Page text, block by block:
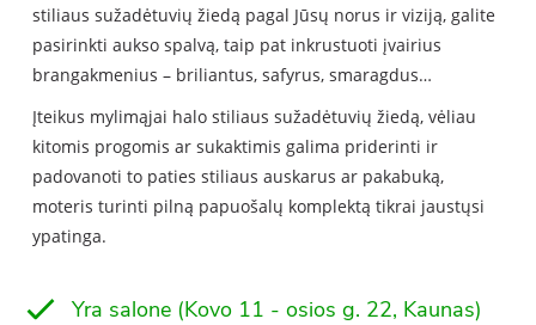
stiliaus sužadėtuvių žiedą pagal Jūsų norus ir viziją, galite
pasirinkti aukso spalvą, taip pat inkrustuoti įvairius
brangakmenius – briliantus, safyrus, smaragdus…
Įteikus mylimąjai halo stiliaus sužadėtuvių žiedą, vėliau
kitomis progomis ar sukaktimis galima priderinti ir
padovanoti to paties stiliaus auskarus ar pakabuką,
moteris turinti pilną papuošalų komplektą tikrai jaustųsi
ypatinga.
Yra salone (Kovo 11 - osios g. 22, Kaunas)